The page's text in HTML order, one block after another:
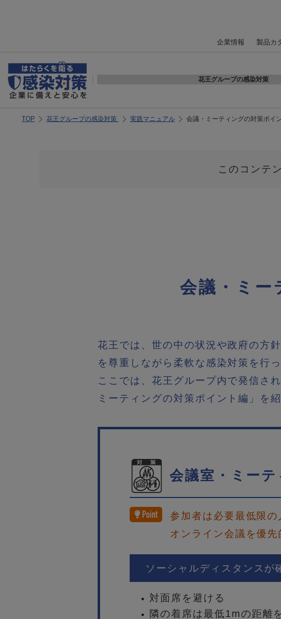
企業情報 製品カ
花王グループの感染対策
TOP 花王グループの感染対策 実践マニュアル 会議・ミーティングの対策ポイ
このコンテ
会議・ミー
花王では、世の中の状況や政府の方
を尊重しながら柔軟な感染対策を行っ
ここでは、花王グループ内で発信さ
ミーティングの対策ポイント編」を紹
会議室・ミー
参加者は必要最低限
オンライン会議を優先
ソーシャルディスタンスが
対面席を避ける
隣の着席は最低1mの距離